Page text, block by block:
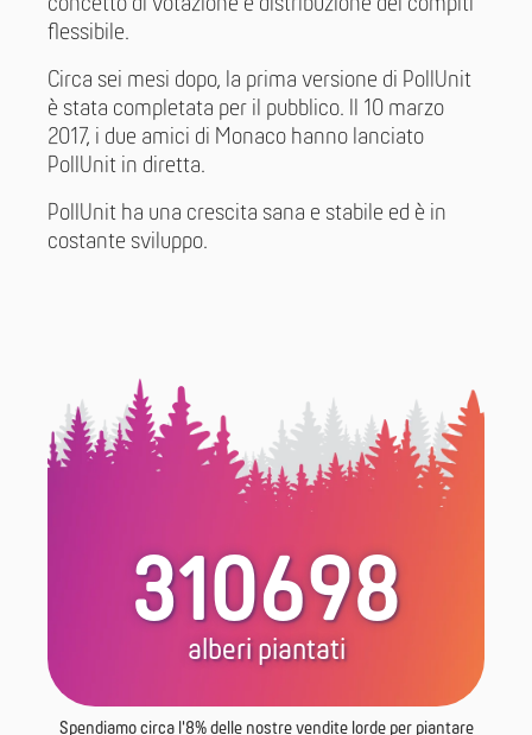
concetto di votazione e distribuzione dei compiti
flessibile.
Circa sei mesi dopo, la prima versione di PollUnit
è stata completata per il pubblico. Il 10 marzo
2017, i due amici di Monaco hanno lanciato
PollUnit in diretta.
PollUnit ha una crescita sana e stabile ed è in
costante sviluppo.
310698
alberi piantati
Spendiamo circa l'8% delle nostre vendite lorde per piantare